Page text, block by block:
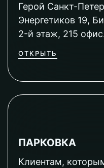
Герой Санкт-
Энергетиков 19,
2-й этаж, 215
ОТКРЫТЬ
ПАРКОВКА
Клиентам,